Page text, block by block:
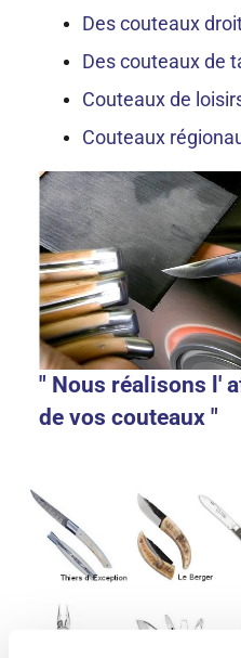
Des couteaux
Des couteaux de
Couteaux de
Couteaux
" Nous réalisons l'
de vos couteaux "